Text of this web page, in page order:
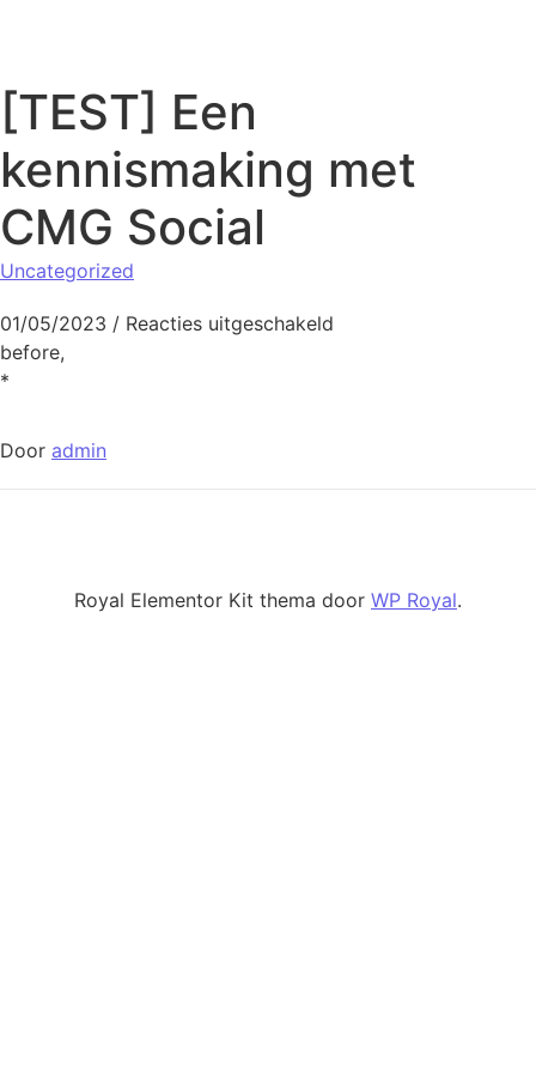
[TEST] Een
kennismaking met
CMG Social
Uncategorized
01/05/2023 / Reacties uitgeschakeld
before,
*
Door admin
Royal Elementor Kit thema door WP Royal.